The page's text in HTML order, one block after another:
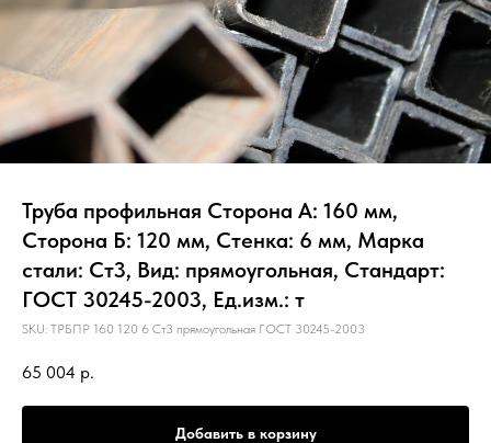
Труба профильная Сторона А: 160 мм,
Сторона Б: 120 мм, Стенка: 6 мм, Марка
стали: Ст3, Вид: прямоугольная, Стандарт:
ГОСТ 30245-2003, Ед.изм.: т
SKU: ТРБПР 160 120 6 Ст3 прямоугольная ГОСТ 30245-2003
65 004 р.
Добавить в корзину